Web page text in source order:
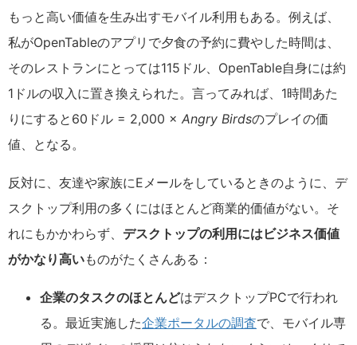
もっと高い価値を生み出すモバイル利用もある。例えば、
私がOpenTableのアプリで夕食の予約に費やした時間は、
そのレストランにとっては115ドル、OpenTable自身には約
1ドルの収入に置き換えられた。言ってみれば、1時間あた
りにすると60ドル = 2,000 × Angry Birdsのプレイの価
値、となる。
反対に、友達や家族にEメールをしているときのように、デ
スクトップ利用の多くにはほとんど商業的価値がない。そ
れにもかかわらず、 デスクトップの利用にはビジネス価値
がかなり高いものがたくさんある：
企業のタスクのほとんどはデスクトップPCで行われ
る。最近実施した企業ポータルの調査で、モバイル専